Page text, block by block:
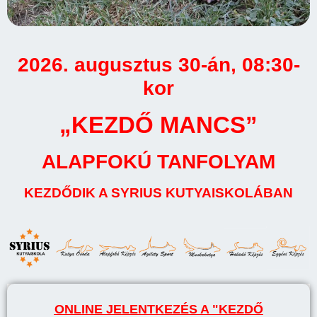
2026. augusztus 30-án, 08:30-
kor
„KEZDŐ MANCS”
ALAPFOKÚ TANFOLYAM
KEZDŐDIK A SYRIUS KUTYAISKOLÁBAN
ONLINE JELENTKEZÉS A "KEZDŐ